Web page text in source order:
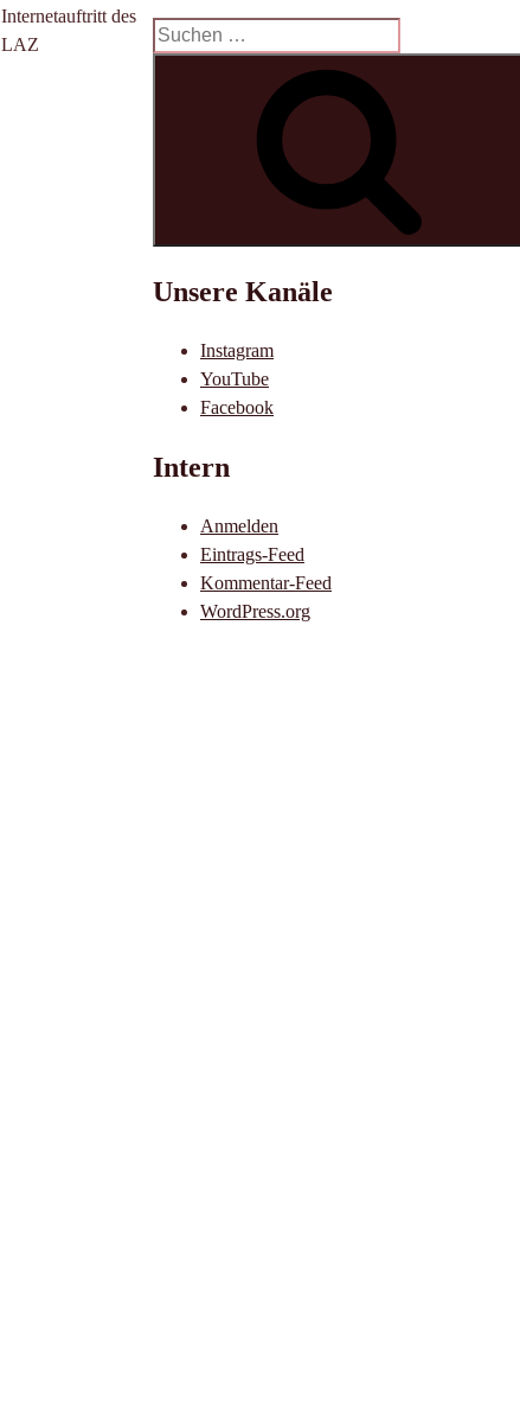
Suchen
nach:
Unsere Kanäle
Instagram
YouTube
Facebook
Intern
Anmelden
Eintrags-Feed
Kommentar-Feed
WordPress.org
Internetauftritt des
LAZ